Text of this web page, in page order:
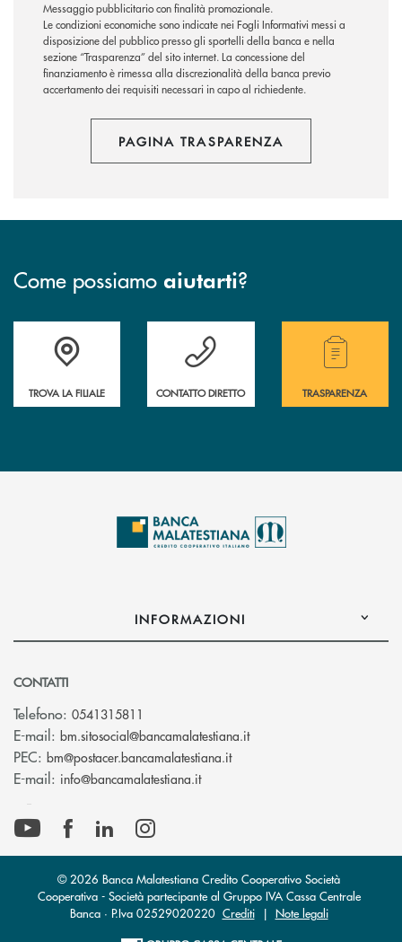
Messaggio pubblicitario con finalità promozionale.
Le condizioni economiche sono indicate nei Fogli Informativi messi a
disposizione del pubblico presso gli sportelli della banca e nella
sezione “Trasparenza” del sito internet.La concessione del
finanziamento è rimessa alla discrezionalità della banca previo
accertamento dei requisiti necessari in capo al richiedente.
PAGINA TRASPARENZA
Come possiamo aiutarti?
Trova la filiale più vicina a te.
TROVA LA FILIALE
Hai bisogno di assistenza ?&nbsp;
CONTATTO DIRETTO
Hai bisogno di
TRASPARENZA
INFORMAZIONI
CONTATTI
Telefono: 0541315811
E-mail: bm.sitosocial@bancamalatestiana.it(si apre l’app di posta
PEC: bm@postacer.bancamalatestiana.it(si apre l’app di posta
E-mail: info@bancamalatestiana.it(si apre l’app di posta
© 2026 Banca Malatestiana Credito Cooperativo Società
Cooperativa - Società partecipante al Gruppo IVA Cassa Centrale
Banca · P.Iva 02529020220 Crediti| Note legali